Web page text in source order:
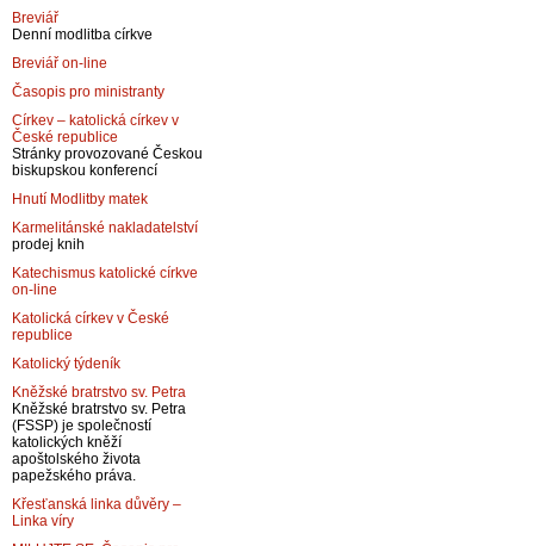
Breviář
Denní modlitba církve
Breviář on-line
Časopis pro ministranty
Církev – katolická církev v
České republice
Stránky provozované Českou
biskupskou konferencí
Hnutí Modlitby matek
Karmelitánské nakladatelství
prodej knih
Katechismus katolické církve
on-line
Katolická církev v České
republice
Katolický týdeník
Kněžské bratrstvo sv. Petra
Kněžské bratrstvo sv. Petra
(FSSP) je společností
katolických kněží
apoštolského života
papežského práva.
Křesťanská linka důvěry –
Linka víry